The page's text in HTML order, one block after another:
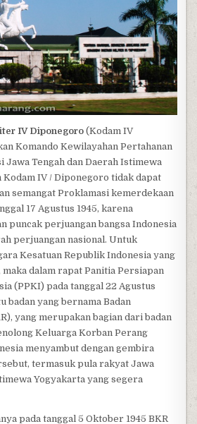
IV Diponegoro (Kodam IV
Komando Kewilayahan Pertahanan
Tengah dan Daerah Istimewa
IV / Diponegoro tidak dapat
semangat Proklamasi kemerdekaan
17 Agustus 1945, karena
puncak perjuangan bangsa Indonesia
perjuangan nasional. Untuk
Kesatuan Republik Indonesia yang
dalam rapat Panitia Persiapan
(PPKI) pada tanggal 22 Agustus
badan yang bernama Badan
yang merupakan bagian dari badan
Keluarga Korban Perang
menyambut dengan gembira
termasuk pula rakyat Jawa
Yogyakarta yang segera
pada tanggal 5 Oktober 1945 BKR